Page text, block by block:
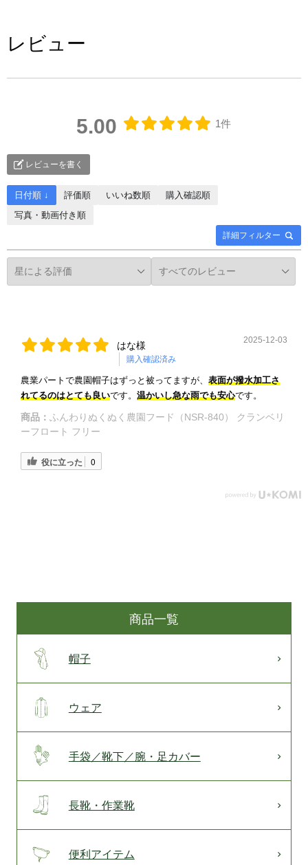
レビュー
5.00 1件
レビューを書く
詳細フィルター
日付順 ↓ 評価順 いいね数順
購入確認順
写真・動画付き順
はな様
購入確認済み
2025-12-03
農業パートで農園帽子はずっと被ってますが、 表面が撥水加工さ
れてるのはとても良いです。 温かいし急な雨でも安心です。
商品： ふんわりぬくぬく農園フード（NSR-840） クランベリ
ーフロート フリー
役に立った 0
商品一覧
帽子
ウェア
手袋／靴下／腕・足カバー
長靴・作業靴
便利アイテム